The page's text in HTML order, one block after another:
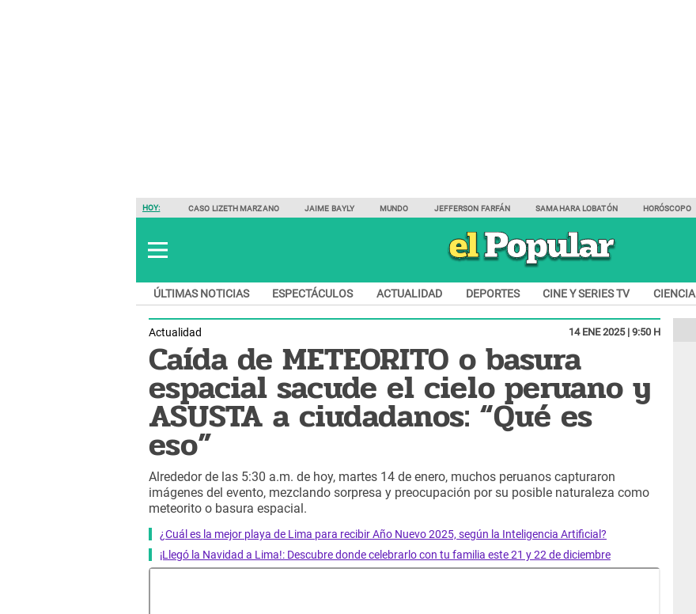
HOY: CASO LIZETH MARZANO JAIME BAYLY MUNDO JEFFERSON FARFÁN SAMAHARA LOBATÓN HORÓSCOPO
ÚLTIMAS NOTICIAS ESPECTÁCULOS ACTUALIDAD DEPORTES CINE Y SERIES TV CIENCIA
Actualidad 14 ENE 2025 | 9:50 H
Caída de METEORITO o basura
espacial sacude el cielo peruano y
ASUSTA a ciudadanos: “Qué es
eso”
Alrededor de las 5:30 a.m. de hoy, martes 14 de enero, muchos peruanos capturaron
imágenes del evento, mezclando sorpresa y preocupación por su posible naturaleza como
meteorito o basura espacial.
¿Cuál es la mejor playa de Lima para recibir Año Nuevo 2025, según la Inteligencia Artificial?
¡Llegó la Navidad a Lima!: Descubre donde celebrarlo con tu familia este 21 y 22 de diciembre